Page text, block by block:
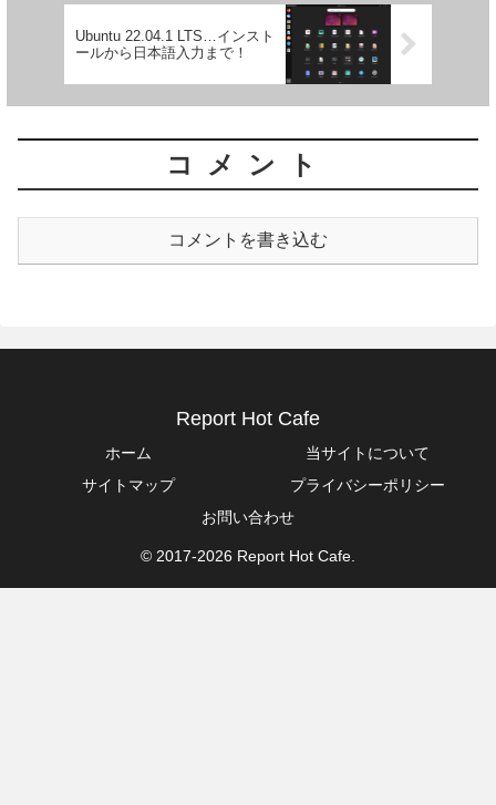
Ubuntu 22.04.1 LTS…インスト
ールから日本語入力まで！
コメント
コメントを書き込む
Report Hot Cafe
ホーム
当サイトについて
サイトマップ
プライバシーポリシー
お問い合わせ
© 2017-2026 Report Hot Cafe.